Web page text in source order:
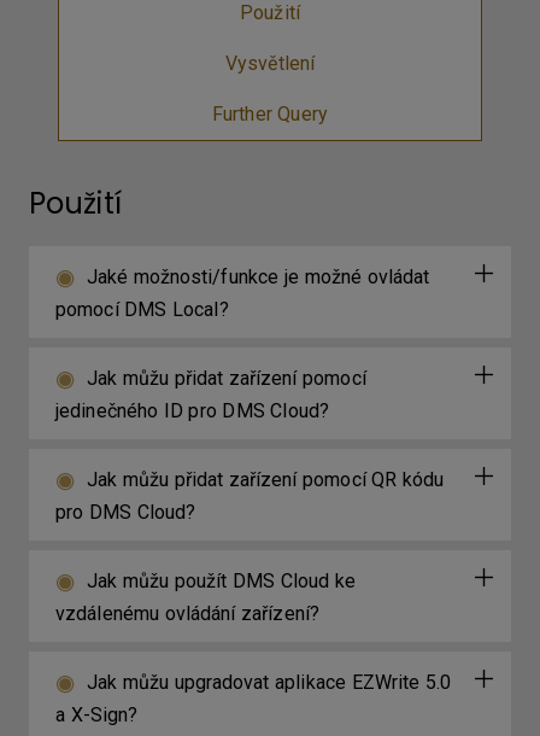
Použití
Vysvětlení
Further Query
Použití
Jaké možnosti/funkce je možné ovládat
pomocí DMS Local?
Jak můžu přidat zařízení pomocí
jedinečného ID pro DMS Cloud?
Jak můžu přidat zařízení pomocí QR kódu
pro DMS Cloud?
Jak můžu použít DMS Cloud ke
vzdálenému ovládání zařízení?
Jak můžu upgradovat aplikace EZWrite 5.0
a X-Sign?